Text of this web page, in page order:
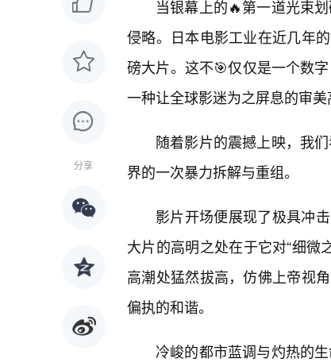
分享
当银幕上的🔥第一道光束
侵略。日本电影工业在近几年
磅大片。这不🎯仅仅是一个数
一种让全球影迷为之屏息的审美
随着影片的震撼上映，我
界的一次暴力拆解与重组。
影片开场便展现了极具冲
大片的高明之处在于它对“细微
高潮处猛然拔高，仿佛上帝视
偏执的和谐。
冷峻的都市蓝调与灼热的